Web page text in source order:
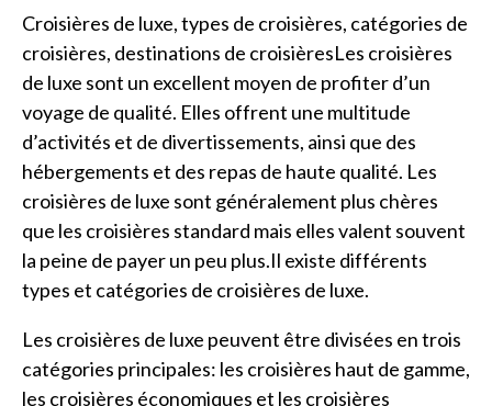
Croisières de luxe, types de croisières, catégories de
croisières, destinations de croisièresLes croisières
de luxe sont un excellent moyen de profiter d’un
voyage de qualité. Elles offrent une multitude
d’activités et de divertissements, ainsi que des
hébergements et des repas de haute qualité. Les
croisières de luxe sont généralement plus chères
que les croisières standard mais elles valent souvent
la peine de payer un peu plus.Il existe différents
types et catégories de croisières de luxe.
Les croisières de luxe peuvent être divisées en trois
catégories principales: les croisières haut de gamme,
les croisières économiques et les croisières